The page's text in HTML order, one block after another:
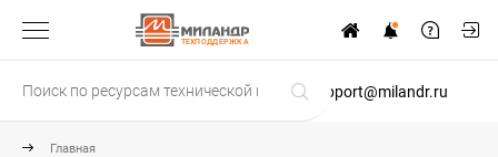
ТЕХПОДДЕРЖКА
support@milandr.ru
Главная